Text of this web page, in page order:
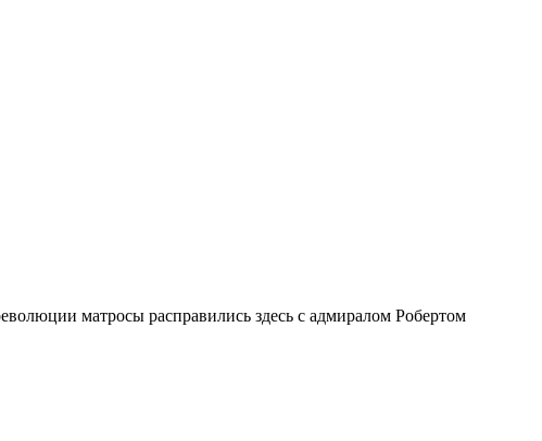
матросы расправились здесь с адмиралом Робертом